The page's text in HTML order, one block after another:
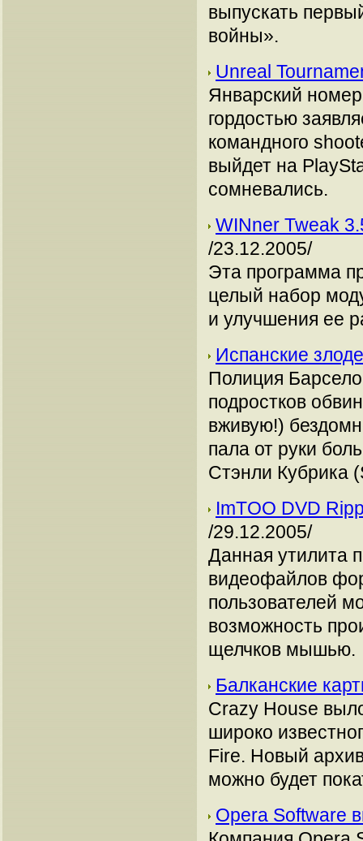
выпускать
войны».
Unreal
Январский
гордостью
командного
выйдет на
сомневались.
WINner Tweak
/23.12.2005/
Эта программа
целый набор
и улучшения ее
Испанские
Полиция
подростков
вживую!)
пала от руки
Стэнли Кубрика
ImTOO DVD
/29.12.2005/
Данная утилита
видеофайлов
пользователей
возможность
щелчков мышью.
Балканские
Crazy House
широко
Fire. Новый
можно будет
Opera Software